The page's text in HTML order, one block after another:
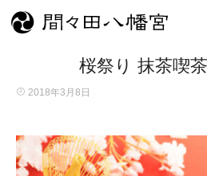
桜祭り 抹茶喫
2018年3月8日